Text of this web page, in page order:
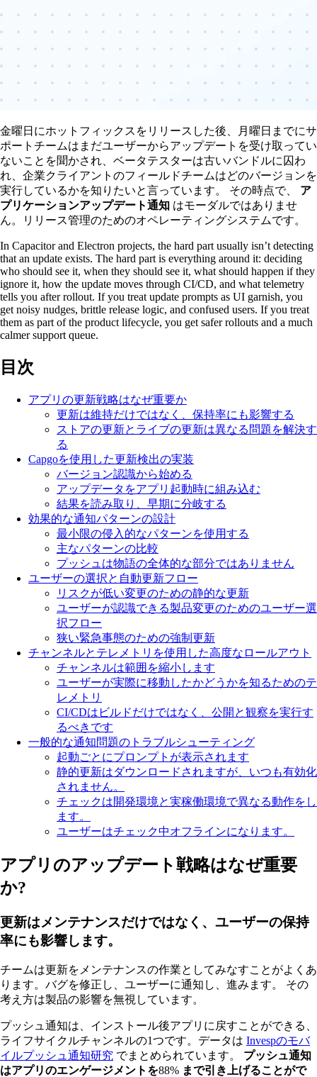
金曜日にホットフィックスをリリースした後、月曜日までにサ
ポートチームはまだユーザーからアップデートを受け取ってい
ないことを聞かされ、ベータテスターは古いバンドルに囚わ
れ、企業クライアントのフィールドチームはどのバージョンを
実行しているかを知りたいと言っています。 その時点で、 ア
プリケーションアップデート通知 はモーダルではありませ
ん。リリース管理のためのオペレーティングシステムです。
In Capacitor and Electron projects, the hard part usually isn’t detecting
that an update exists. The hard part is everything around it: deciding
who should see it, when they should see it, what should happen if they
ignore it, how the update moves through CI/CD, and what telemetry
tells you after rollout. If you treat update prompts as UI garnish, you
get noisy nudges, brittle release logic, and confused users. If you treat
them as part of the product lifecycle, you get safer rollouts and a much
calmer support queue.
目次
アプリの更新戦略はなぜ重要か
更新は維持だけではなく、保持率にも影響する
ストアの更新とライブの更新は異なる問題を解決す
る
Capgoを使用した更新検出の実装
バージョン認識から始める
アップデータをアプリ起動時に組み込む
結果を読み取り、早期に分岐する
効果的な通知パターンの設計
最小限の侵入的なパターンを使用する
主なパターンの比較
プッシュは物語の全体的な部分ではありません
ユーザーの選択と自動更新フロー
リスクが低い変更のための静的な更新
ユーザーが認識できる製品変更のためのユーザー選
択フロー
狭い緊急事態のための強制更新
チャンネルとテレメトリを使用した高度なロールアウト
チャンネルは範囲を縮小します
ユーザーが実際に移動したかどうかを知るためのテ
レメトリ
CI/CDはビルドだけではなく、公開と観察を実行す
るべきです
一般的な通知問題のトラブルシューティング
起動ごとにプロンプトが表示されます
静的更新はダウンロードされますが、いつも有効化
されません。
チェックは開発環境と実稼働環境で異なる動作をし
ます。
ユーザーはチェック中オフラインになります。
アプリのアップデート戦略はなぜ重要
か?
更新はメンテナンスだけではなく、ユーザーの保持
率にも影響します。
チームは更新をメンテナンスの作業としてみなすことがよくあ
ります。バグを修正し、ユーザーに通知し、進みます。 その
考え方は製品の影響を無視しています。
プッシュ通知は、インストール後アプリに戻すことができる、
ライフサイクルチャンネルの1つです。データは Invespのモバ
イルプッシュ通知研究 でまとめられています。 プッシュ通知
はアプリのエンゲージメントを88% まで引き上げることがで